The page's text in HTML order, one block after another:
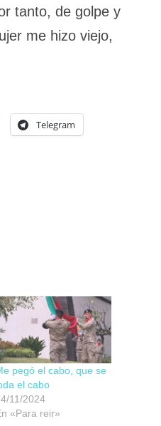
tanto, de golpe y
me hizo viejo,
Telegram
pegó el cabo, que se
el cabo
11/2024
«Para reir»